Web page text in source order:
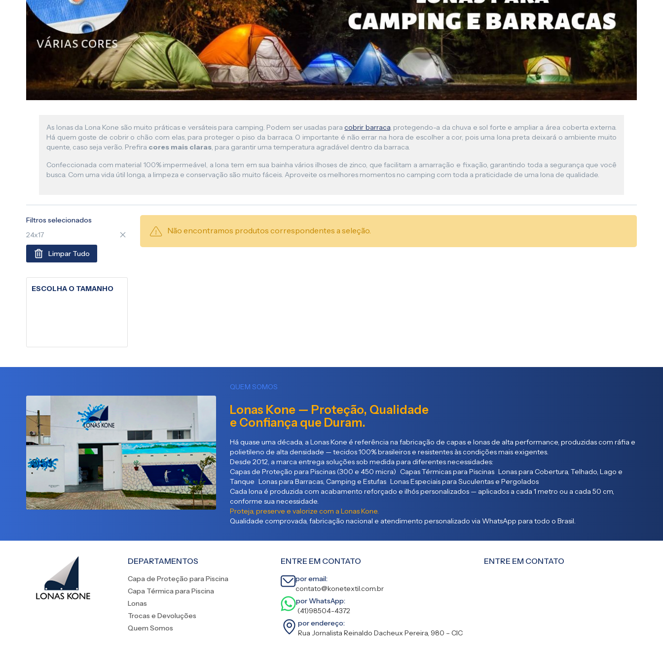
Lona para Pergolado
As lonas da Lona Kone são muito práticas e versáteis para camping. Podem ser usadas paracobrir barraca, protegendo-a da chuva e sol forte e ampliar a área coberta externa.
Há quem goste de cobrir o chão com elas, para proteger o piso da barraca. O importante é não errar na hora de escolher a cor, pois uma lona preta deixará o ambiente muito
quente, caso seja verão. Prefira cores mais claras, para garantir uma temperatura agradável dentro da barraca.
Confeccionada com material 100% impermeável, a lona tem em sua bainha vários ilhoses de zinco, que facilitam a amarração e fixação, garantindo toda a segurança que você
busca. Com uma vida útil longa, a limpeza e conservação são muito fáceis. Aproveite os melhores momentos no camping com toda a praticidade de uma lona de qualidade.
Não encontramos produtos correspondentes a seleção.
Filtros selecionados
24x17
Limpar Tudo
ESCOLHA O TAMANHO
QUEM SOMOS
Lonas Kone — Proteção, Qualidade
e Confiança que Duram.
Há quase uma década, a Lonas Kone é referência na fabricação de capas e lonas de alta performance, produzidas com ráfia e
polietileno de alta densidade — tecidos 100% brasileiros e resistentes às condições mais exigentes.
Desde 2012, a marca entrega soluções sob medida para diferentes necessidades:
Capas de Proteção para Piscinas (300 e 450 micra) Capas Térmicas para Piscinas Lonas para Cobertura, Telhado, Lago e
Tanque Lonas para Barracas, Camping e Estufas Lonas Especiais para Suculentas e Pergolados
Cada lona é produzida com acabamento reforçado e ilhós personalizados — aplicados a cada 1 metro ou a cada 50 cm,
conforme sua necessidade.
Proteja, preserve e valorize com a Lonas Kone.
Qualidade comprovada, fabricação nacional e atendimento personalizado via WhatsApp para todo o Brasil.
DEPARTAMENTOS
Capa de Proteção para Piscina
Capa Térmica para Piscina
Lonas
Trocas e Devoluções
Quem Somos
ENTRE EM CONTATO
por email:
contato@konetextil.com.br
por WhatsApp:
(41)98504-4372
por endereço:
Rua Jornalista Reinaldo Dacheux Pereira, 980 – CIC
ENTRE EM CONTATO